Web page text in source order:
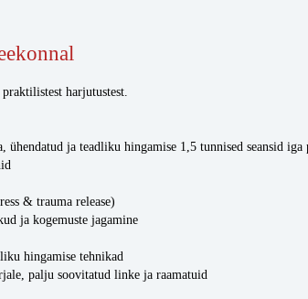
harjutustest.
ja teadliku hingamise 1,5 tunnised seansid iga
& trauma release)
ja kogemuste jagamine
hingamise tehnikad
palju soovitatud linke ja raamatuid